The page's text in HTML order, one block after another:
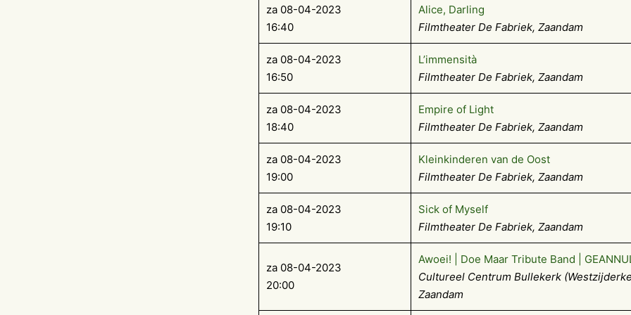
za 08-04-2023
16:40
Alice, Darling
Filmtheater De Fabriek, Zaandam
za 08-04-2023
16:50
L’immensità
Filmtheater De Fabriek, Zaandam
za 08-04-2023
18:40
Empire of Light
Filmtheater De Fabriek, Zaandam
za 08-04-2023
19:00
Kleinkinderen van de Oost
Filmtheater De Fabriek, Zaandam
za 08-04-2023
19:10
Sick of Myself
Filmtheater De Fabriek, Zaandam
za 08-04-2023
20:00
Awoei! | Doe Maar Tribute Band |
Cultureel Centrum Bullekerk
Zaandam